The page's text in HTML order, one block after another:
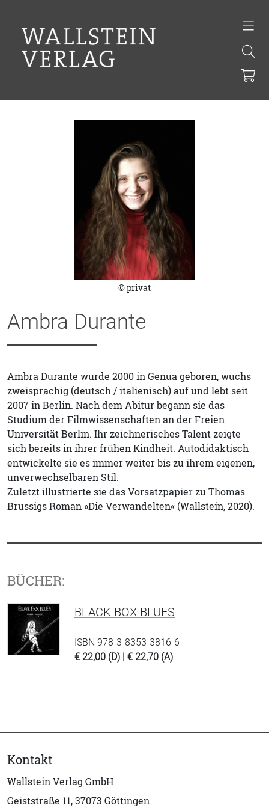
© privat
Ambra Durante
Ambra Durante wurde 2000 in Genua geboren, wuchs
zweisprachig (deutsch / italienisch) auf und lebt seit
2007 in Berlin. Nach dem Abitur begann sie das
Studium der Filmwissenschaften an der Freien
Universität Berlin. Ihr zeichnerisches Talent zeigte
sich bereits in ihrer frühen Kindheit. Autodidaktisch
entwickelte sie es immer weiter bis zu ihrem eigenen,
unverwechselbaren Stil.
Zuletzt illustrierte sie das Vorsatzpapier zu Thomas
Brussigs Roman »Die Verwandelten« (Wallstein, 2020).
BÜCHER:
BLACK BOX BLUES
ISBN 978-3-8353-3816-6
€ 22,00 (D) | € 22,70 (A)
Kontakt
Wallstein Verlag GmbH
Geiststraße 11, 37073 Göttingen